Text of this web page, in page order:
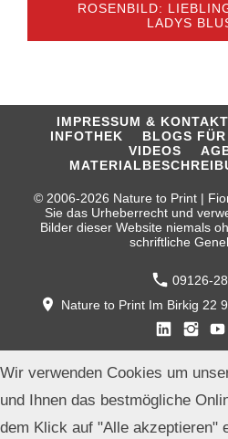
ROSENBILD:
LADYS
IMPRESSUM & KONTAKT
INFOTHEK
BLOGS
VIDEOS
© 2006-2026 Nature to Print |
Sie das Urheberrecht und
Bilder dieser Website niemals
schriftliche
09126-
Nature to Print Im Birkig 22
Wir verwenden Cookies um
und Ihnen das bestmögliche
dem Klick auf "Alle akzeptieren"